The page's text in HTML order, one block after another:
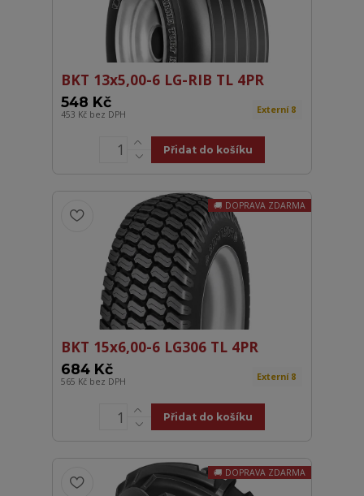
BKT 13x5,00-6 LG-RIB TL 4PR
548 Kč
453 Kč bez DPH Externí 8
Přidat do košíku
DOPRAVA ZDARMA
BKT 15x6,00-6 LG306 TL 4PR
684 Kč
565 Kč bez DPH Externí 8
Přidat do košíku
DOPRAVA ZDARMA